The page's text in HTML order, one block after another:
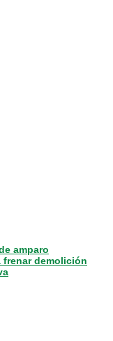
amparo
frenar demolición